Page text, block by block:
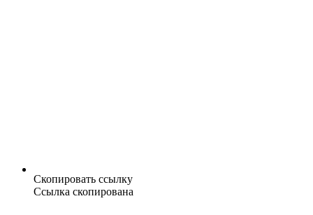
Скопировать ссылку
Ссылка скопирована